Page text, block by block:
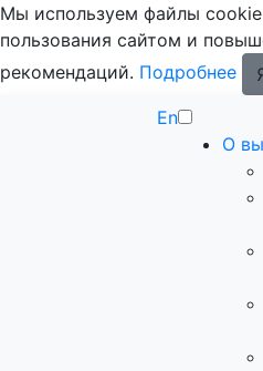
Мы используем файлы cookie
пользования сайтом и
рекомендаций. Подробнее
En
О